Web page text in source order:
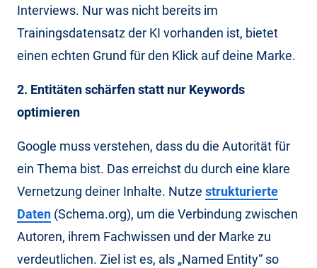
Interviews. Nur was nicht bereits im
Trainingsdatensatz der KI vorhanden ist, bietet
einen echten Grund für den Klick auf deine Marke.
2. Entitäten schärfen statt nur Keywords
optimieren
Google muss verstehen, dass du die Autorität für
ein Thema bist. Das erreichst du durch eine klare
Vernetzung deiner Inhalte. Nutze strukturierte
Daten (Schema.org), um die Verbindung zwischen
Autoren, ihrem Fachwissen und der Marke zu
verdeutlichen. Ziel ist es, als „Named Entity“ so